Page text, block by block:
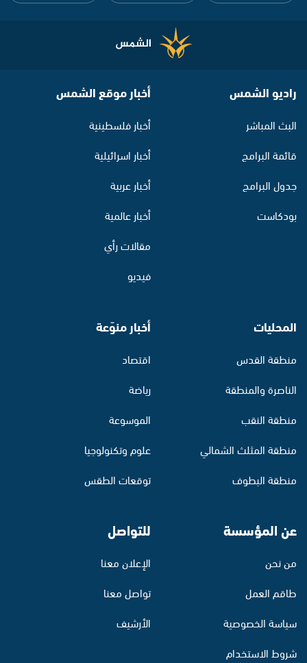
راديو الشمس
البث المباشر
قائمة البرامج
جدول البرامج
بودكاست
أخبار موقع الشمس
أخبار فلسطينية
أخبار اسرائيلية
أخبار عربية
أخبار عالمية
مقالات رأي
فيديو
المحليات
منطقة القدس
الناصرة والمنطقة
منطقة النقب
منطقة المثلث الشمالي
منطقة البطوف
أخبار منوّعة
اقتصاد
رياضة
الموسوعة
علوم وتكنولوجيا
توقعات الطقس
عن المؤسسة
من نحن
طاقم العمل
سياسة الخصوصية
شروط الاستخدام
للتواصل
الإعلان معنا
تواصل معنا
الأرشيف